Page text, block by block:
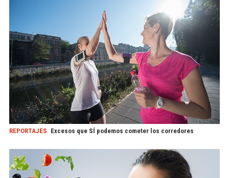
REPORTAJES Excesos que SÍ podemos cometer los corredores